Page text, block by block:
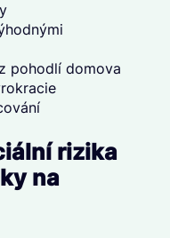
pohodlí domova
rizika
na